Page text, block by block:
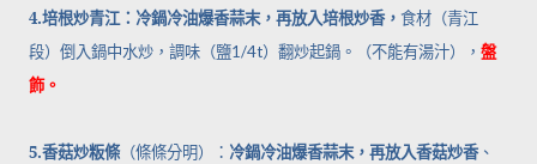
4.培根炒青江：冷鍋冷油爆香蒜末，再放入培根炒香， 食材（青江
段）倒入鍋中水炒，調味（鹽1/4t）翻炒起鍋。（不能有湯汁）， 盤
飾。
5.香菇炒粄條（條條分明）： 冷鍋冷油爆香蒜末，再放入香菇炒香、